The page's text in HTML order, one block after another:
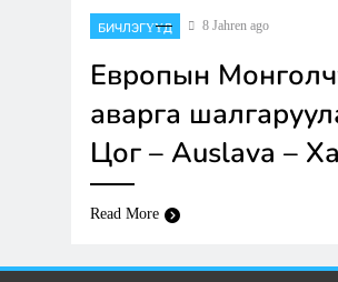
БИЧЛЭГҮҮД 8 Jahren ago
Европын
аварга
Цог – Auslava –
Read More